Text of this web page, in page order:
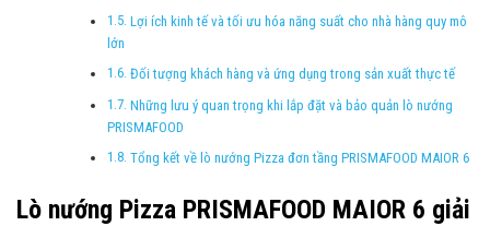
Lợi ích kinh tế và tối ưu hóa năng suất cho nhà hàng quy mô
lớn
Đối tượng khách hàng và ứng dụng trong sản xuất thực tế
Những lưu ý quan trọng khi lắp đặt và bảo quản lò nướng
PRISMAFOOD
Tổng kết về lò nướng Pizza đơn tầng PRISMAFOOD MAIOR 6
Lò nướng Pizza PRISMAFOOD MAIOR 6 giải